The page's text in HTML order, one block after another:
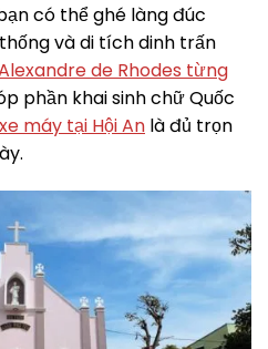
có thể ghé làng đúc
và di tích dinh trấn
de Rhodes từng
phần khai sinh chữ Quốc
máy tại Hội An là đủ trọn